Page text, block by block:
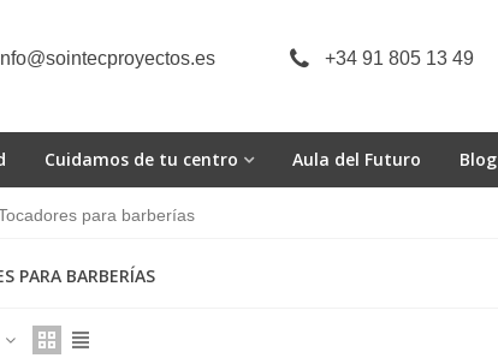
+34 91 805 13 49
Cuidamos de tu centro Aula del Futuro Blog
para barberías
PARA BARBERÍAS